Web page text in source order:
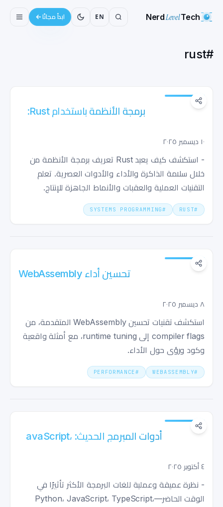
NerdLevelTech
EN ابدأ مجانًا
#
rust
برمجة الأنظمة باستخدام Rust: الأمان والسرعة
١٠ ديسمبر ٢٠٢٥
- استكشف كيف يعيد Rust تعريف برمجة الأنظمة من
خلال سلامة الذاكرة والأداء والأدوات العصرية. تعلم
التقنيات العملية والعقبات والأنماط الجاهزة للإنتاج.
#
RUST
#
SYSTEMS PROGRAMMING
تحسين أداء WebAssembly: من الـ Bytecode
٨ ديسمبر ٢٠٢٥
استكشف تقنيات تحسين WebAssembly المتقدمة، من
compiler flags إلى runtime tuning، مع أمثلة واقعية
وكود ورؤى حول الأداء.
#
WEBASSEMBLY
#
PERFORMANCE
أدوات المبرمج الحديث: Python، JavaScript،
٤ أكتوبر ٢٠٢٥
- نظرة عميقة وعملية للغات البرمجة الأكثر تأثيرًا في
الوقت الحاضر—Python، JavaScript، TypeScript،